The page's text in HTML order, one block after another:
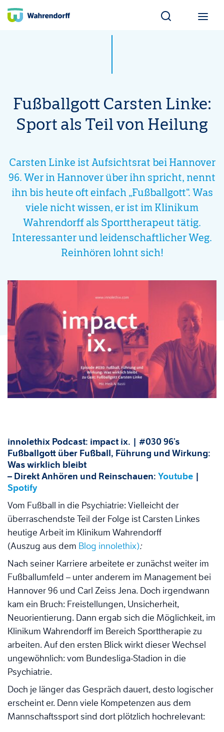
Wahrendorff
Fußballgott Carsten Linke:
Sport als Teil von Heilung
Carsten Linke ist Aufsichtsrat bei Hannover
96. Wer in Hannover über ihn spricht, nennt
ihn bis heute oft einfach „Fußballgott“. Was
viele nicht wissen, er ist im Klinikum
Wahrendorff als Sporttherapeut tätig.
Interessanter und leidenschaftlicher Weg.
Reinhören lohnt sich!
innolethix Podcast: impact ix. | #03096’s
Fußballgott über Fußball, Führung und Wirkung:
Was wirklich bleibt
– Direkt Anhören und Reinschauen: Youtube |
Spotify
Vom Fußball in die Psychiatrie: Vielleicht der
überraschendste Teil der Folge ist Carsten Linkes
heutige Arbeit im Klinikum Wahrendorff
(Auszug aus dem Blog innolethix):
Nach seiner Karriere arbeitete er zunächst weiter im
Fußballumfeld – unter anderem im Management bei
Hannover 96 und Carl Zeiss Jena. Doch irgendwann
kam ein Bruch: Freistellungen, Unsicherheit,
Neuorientierung. Dann ergab sich die Möglichkeit, im
Klinikum Wahrendorff im Bereich Sporttherapie zu
arbeiten. Auf den ersten Blick wirkt dieser Wechsel
ungewöhnlich: vom Bundesliga-Stadion in die
Psychiatrie.
Doch je länger das Gespräch dauert, desto logischer
erscheint er. Denn viele Kompetenzen aus dem
Mannschaftssport sind dort plötzlich hochrelevant: